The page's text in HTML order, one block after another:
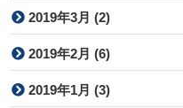
2019年3月 (2)
2019年2月 (6)
2019年1月 (3)